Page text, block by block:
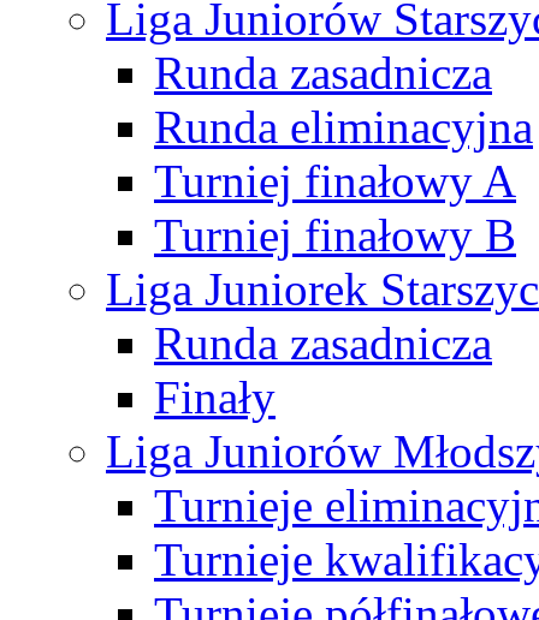
Liga Juniorów
Runda zasadnicza
Runda eliminacyjna
Turniej finałowy A
Turniej finałowy B
Liga Juniorek
Runda zasadnicza
Finały
Liga Juniorów
Turnieje
Turnieje